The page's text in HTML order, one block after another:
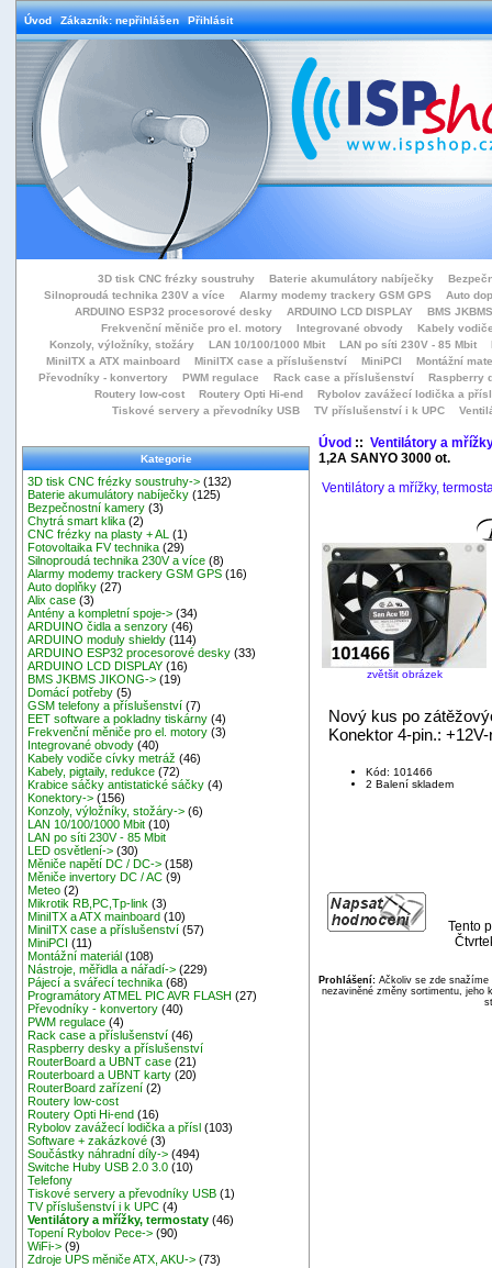
Úvod Zákazník: nepřihlášen Přihlásit
3D tisk CNC frézky soustruhy Baterie akumulátory nabíječky
Silnoproudá technika 230V a více
Alarmy modemy trackery GSM GPS
Auto
ARDUINO ESP32 procesorové desky
ARDUINO LCD DISPLAY
BMS
Frekvenční měniče pro el. motory
Integrované obvody
Kabely
Konzoly, výložníky, stožáry
LAN 10/100/1000 Mbit LAN po síti 230V - 85 Mbit
MiniITX a ATX mainboard
MiniITX case a příslušenství MiniPCI
Montážní
Převodníky - konvertory
PWM regulace Rack case a příslušenství
Raspberry
Routery low-cost
Routery Opti Hi-end
Rybolov zavážecí lodička a přísl
Tiskové servery a převodníky USB
TV příslušenství i k UPC
Kategorie
3D tisk CNC frézky soustruhy-> (132)
Baterie akumulátory nabíječky (125)
Bezpečnostní kamery (3)
Chytrá smart klika (2)
CNC frézky na plasty + AL
(1)
Fotovoltaika FV technika (29)
Silnoproudá technika 230V a více (8)
Alarmy modemy trackery GSM GPS (16)
Auto doplňky (27)
Alix case (3)
Antény a kompletní spoje-> (34)
ARDUINO čidla a senzory (46)
ARDUINO moduly shieldy (114)
ARDUINO ESP32 procesorové desky (33)
ARDUINO LCD DISPLAY (16)
BMS JKBMS JIKONG-> (19)
Domácí potřeby (5)
GSM telefony a příslušenství (7)
EET software a pokladny tiskárny (4)
Frekvenční měniče pro el. motory (3)
Integrované obvody (40)
Kabely vodiče cívky metráž (46)
Kabely, pigtaily, redukce (72)
Krabice sáčky antistatické sáčky (4)
Konektory-> (156)
Konzoly, výložníky, stožáry-> (6)
LAN 10/100/1000 Mbit (10)
LAN po síti 230V - 85 Mbit
LED osvětlení-> (30)
Měniče napětí DC / DC-> (158)
Měniče invertory DC / AC (9)
Meteo (2)
Mikrotik RB,PC,Tp-link (3)
MiniITX a ATX mainboard (10)
MiniITX case a příslušenství (57)
MiniPCI (11)
Montážní materiál (108)
Nástroje, měřidla a nářadí-> (229)
Pájecí a svářecí technika (68)
Programátory ATMEL PIC AVR FLASH (27)
Převodníky - konvertory (40)
PWM regulace (4)
Rack case a příslušenství (46)
Raspberry desky a příslušenství
RouterBoard a UBNT case (21)
Routerboard a UBNT karty (20)
RouterBoard zařízení (2)
Routery low-cost
Routery Opti Hi-end (16)
Rybolov zavážecí lodička a přísl (103)
Software + zakázkové (3)
Součástky náhradní díly-> (494)
Switche Huby USB 2.0 3.0 (10)
Telefony
Tiskové servery a převodníky USB (1)
TV příslušenství i k UPC (4)
Ventilátory a mřížky, termostaty (46)
Topení Rybolov Pece-> (90)
WiFi-> (9)
Zdroje UPS měniče ATX, AKU-> (73)
Úvod:: Ventilátory a
1,2A SANYO 3000 ot.
Ventilátory a mřížky,
zvětšit obrázek
Nový kus po
Konektor 4-pin.:
Kód: 101466
2 Balení skladem
Tento
Prohlášení:Ačkoliv se zde snažíme
nezaviněné změny sortimentu, jeho